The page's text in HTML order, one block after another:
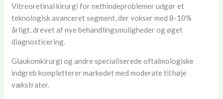
Vitreoretinal kirurgi for nethindeproblemer udgør et
teknologisk avanceret segment, der vokser med 8-10%
årligt, drevet af nye behandlingsmuligheder og øget
diagnosticering.
Glaukomkirurgi og andre specialiserede oftalmologiske
indgreb kompletterer markedet med moderate til høje
vækstrater.